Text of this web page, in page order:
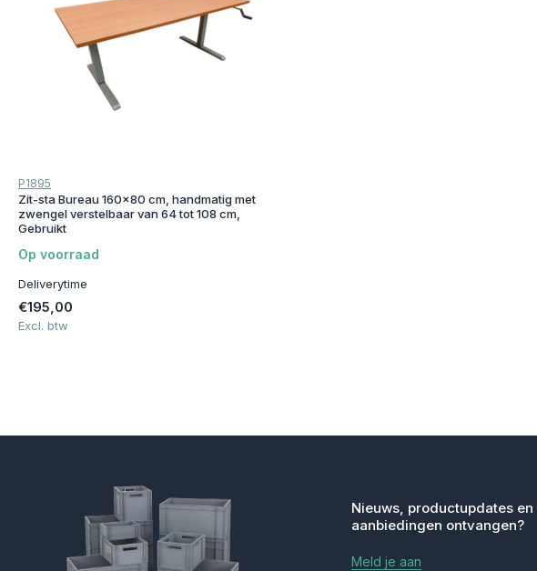
P1895
Zit-sta Bureau 160x80 cm, handmatig met
zwengel verstelbaar van 64 tot 108 cm,
Gebruikt
Op voorraad
Deliverytime
€195,00
Excl. btw
Nieuws, productupdates en
aanbiedingen ontvangen?
Meld je aan